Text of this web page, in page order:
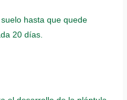
hasta que quede
20 días.